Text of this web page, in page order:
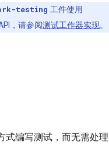
testing 工件使用
，请参阅测试工作器实现。
式编写测试，而无需处理